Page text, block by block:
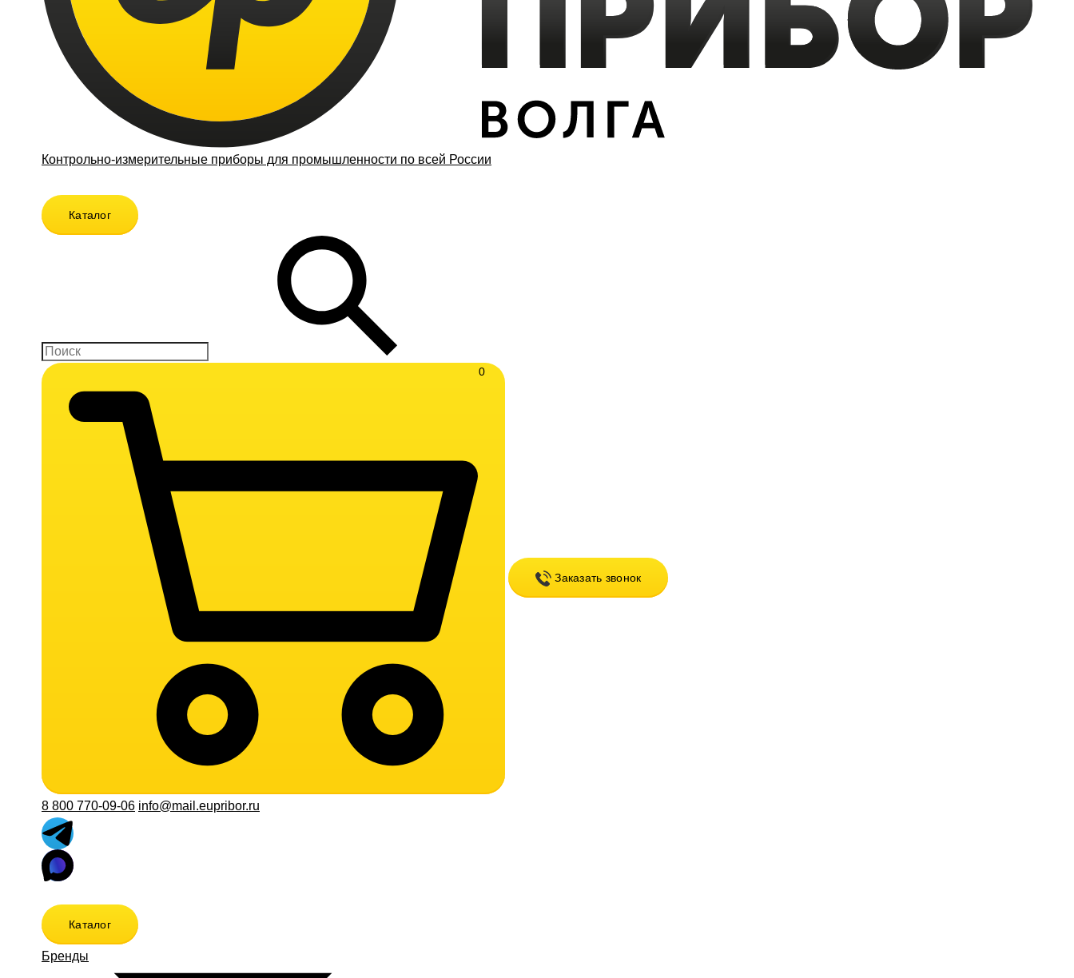
Контрольно-измерительные приборы для промышленности по всей России
Каталог
0
Заказать звонок
8 800 770-09-06 info@mail.eupribor.ru
Каталог
Бренды